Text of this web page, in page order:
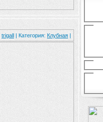
trigall | Категория: Клубная |